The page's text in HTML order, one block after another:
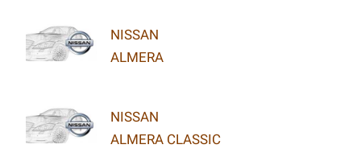
NISSAN
ALMERA
NISSAN
ALMERA CLASSIC